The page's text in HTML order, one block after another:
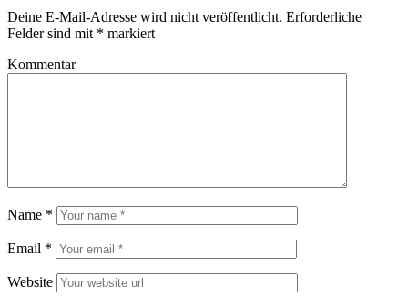
Deine E-Mail-Adresse wird nicht veröffentlicht. Erforderliche
Felder sind mit * markiert
Kommentar
Name *
Email *
Website